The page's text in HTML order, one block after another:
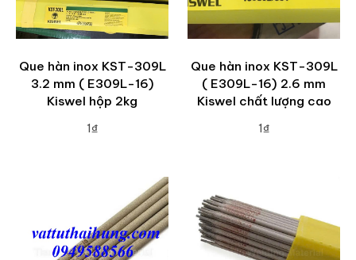
Que hàn inox KST-309L
3.2 mm ( E309L-16)
Kiswel hộp 2kg
1₫
Que hàn inox KST-309L
( E309L-16) 2.6 mm
Kiswel chất lượng cao
1₫